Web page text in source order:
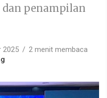
penampilan
2025
2 menit membaca